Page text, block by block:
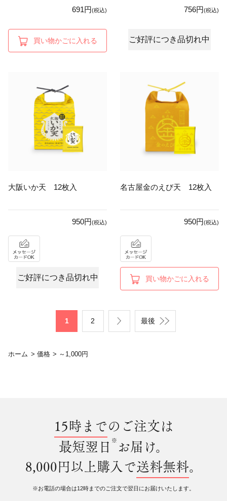
691円(税込)
買い物かごに入れる
756円(税込)
ご好評につき品切れ中
大阪いか天 12枚入
950円(税込)
ご好評につき品切れ中
名古屋金のえび天 12枚入
950円(税込)
買い物かごに入れる
1 2 最後
ホーム > 価格 > ～1,000円
15時までのご注文は
最短翌日 ※ お届け。
8,000円以上購入で送料無料。
※お電話の場合は12時までのご注文で翌日にお届けいたします。